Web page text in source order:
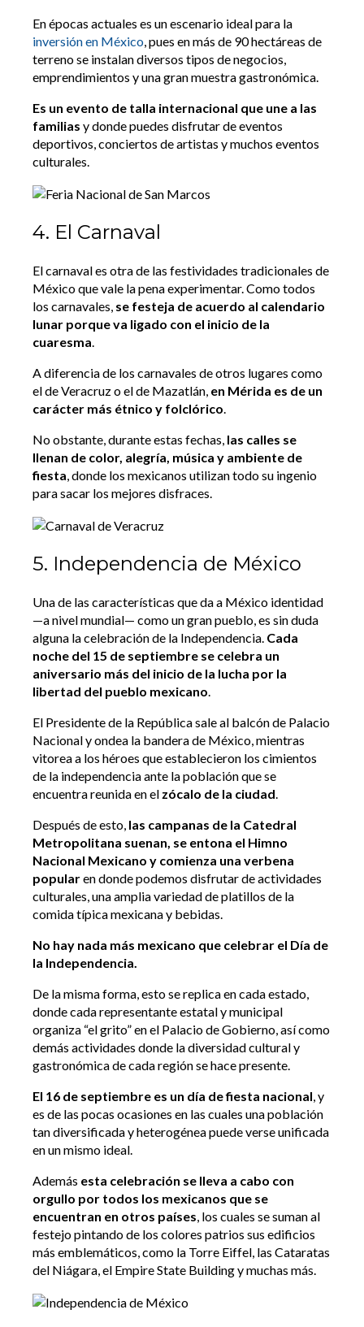
En épocas actuales es un escenario ideal para la
inversión en México, pues en más de 90 hectáreas de
terreno se instalan diversos tipos de negocios,
emprendimientos y una gran muestra gastronómica.
Es un evento de talla internacional que une a las
familias y donde puedes disfrutar de eventos
deportivos, conciertos de artistas y muchos eventos
culturales.
4. El Carnaval
El carnaval es otra de las festividades tradicionales de
México que vale la pena experimentar. Como todos
los carnavales, se festeja de acuerdo al calendario
lunar porque va ligado con el inicio de la
cuaresma.
A diferencia de los carnavales de otros lugares como
el de Veracruz o el de Mazatlán, en Mérida es de un
carácter más étnico y folclórico.
No obstante, durante estas fechas, las calles se
llenan de color, alegría, música y ambiente de
fiesta, donde los mexicanos utilizan todo su ingenio
para sacar los mejores disfraces.
5. Independencia de México
Una de las características que da a México identidad
—a nivel mundial— como un gran pueblo, es sin duda
alguna la celebración de la Independencia. Cada
noche del 15 de septiembre se celebra un
aniversario más del inicio de la lucha por la
libertad del pueblo mexicano.
El Presidente de la República sale al balcón de Palacio
Nacional y ondea la bandera de México, mientras
vitorea a los héroes que establecieron los cimientos
de la independencia ante la población que se
encuentra reunida en el zócalo de la ciudad.
Después de esto, las campanas de la Catedral
Metropolitana suenan, se entona el Himno
Nacional Mexicano y comienza una verbena
popularen donde podemos disfrutar de actividades
culturales, una amplia variedad de platillos de la
comida típica mexicana y bebidas.
No hay nada más mexicano que celebrar el Día de
la Independencia.
De la misma forma, esto se replica en cada estado,
donde cada representante estatal y municipal
organiza “el grito” en el Palacio de Gobierno, así como
demás actividades donde la diversidad cultural y
gastronómica de cada región se hace presente.
El 16 de septiembre es un día de fiesta nacional, y
es de las pocas ocasiones en las cuales una población
tan diversificada y heterogénea puede verse unificada
en un mismo ideal.
Además esta celebración se lleva a cabo con
orgullo por todos los mexicanos que se
encuentran en otros países, los cuales se suman al
festejo pintando de los colores patrios sus edificios
más emblemáticos, como la Torre Eiffel, las Cataratas
del Niágara, el Empire State Building y muchas más.